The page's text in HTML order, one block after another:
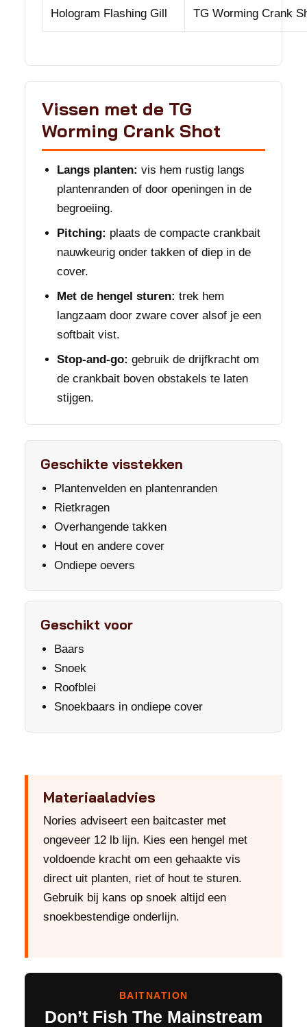
Hologram Flashing Gill TG Worming Crank
Vissen met de TG
Worming Crank Shot
Langs planten: vis hem rustig langs
plantenranden of door openingen in de
begroeiing.
Pitching: plaats de compacte crankbait
nauwkeurig onder takken of diep in de
cover.
Met de hengel sturen: trek hem
langzaam door zware cover alsof je een
softbait vist.
Stop-and-go: gebruik de drijfkracht om
de crankbait boven obstakels te laten
stijgen.
Geschikte visstekken
Plantenvelden en plantenranden
Rietkragen
Overhangende takken
Hout en andere cover
Ondiepe oevers
Geschikt voor
Baars
Snoek
Roofblei
Snoekbaars in ondiepe cover
Materiaaladvies
Nories adviseert een baitcaster met
ongeveer 12 lb lijn. Kies een hengel met
voldoende kracht om een gehaakte vis
direct uit planten, riet of hout te sturen.
Gebruik bij kans op snoek altijd een
snoekbestendige onderlijn.
BAITNATION
Don’t Fish The Mainstream